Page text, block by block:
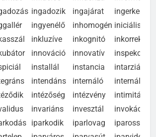
inflációs influenza
informált
ingadozik ingajárat
ingerkedő
ingyenélő inhomogén
iniciális
inkluzíve inkognitó
inkorrekt
innováció innovatív
inspekció
installál instancia
intarziás
intendáns internáló
internált
intézőség intézvény
intimitás
invariáns invesztál
invokáció
iparkodik iparlovag
iparosság